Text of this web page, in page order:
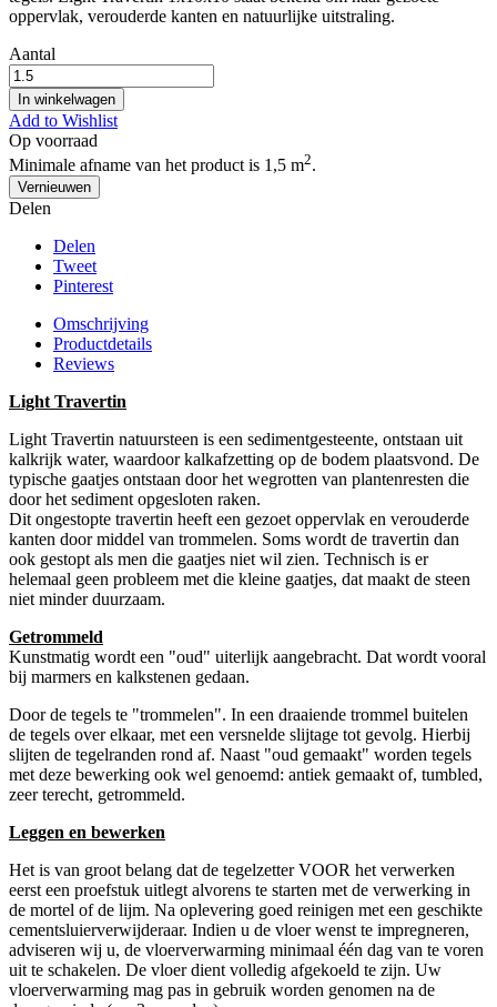
oppervlak, verouderde kanten en natuurlijke uitstraling.
Aantal
In winkelwagen
Add to Wishlist
Op voorraad
Minimale afname van het product is 1,5 m2.
Delen
Delen
Tweet
Pinterest
Omschrijving
Productdetails
Reviews
Light Travertin
Light Travertin natuursteen is een sedimentgesteente, ontstaan uit
kalkrijk water, waardoor kalkafzetting op de bodem plaatsvond. De
typische gaatjes ontstaan door het wegrotten van plantenresten die
door het sediment opgesloten raken.
Dit ongestopte travertin heeft een gezoet oppervlak en verouderde
kanten door middel van trommelen. Soms wordt de travertin dan
ook gestopt als men die gaatjes niet wil zien. Technisch is er
helemaal geen probleem met die kleine gaatjes, dat maakt de steen
niet minder duurzaam.
Getrommeld
Kunstmatig wordt een "oud" uiterlijk aangebracht. Dat wordt vooral
bij marmers en kalkstenen gedaan.
Door de tegels te "trommelen". In een draaiende trommel buitelen
de tegels over elkaar, met een versnelde slijtage tot gevolg. Hierbij
slijten de tegelranden rond af. Naast "oud gemaakt" worden tegels
met deze bewerking ook wel genoemd: antiek gemaakt of, tumbled,
zeer terecht, getrommeld.
Leggen en bewerken
Het is van groot belang dat de tegelzetter VOOR het verwerken
eerst een proefstuk uitlegt alvorens te starten met de verwerking in
de mortel of de lijm. Na oplevering goed reinigen met een geschikte
cementsluierverwijderaar. Indien u de vloer wenst te impregneren,
adviseren wij u, de vloerverwarming minimaal één dag van te voren
uit te schakelen. De vloer dient volledig afgekoeld te zijn. Uw
vloerverwarming mag pas in gebruik worden genomen na de